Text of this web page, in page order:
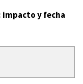
impacto y fecha